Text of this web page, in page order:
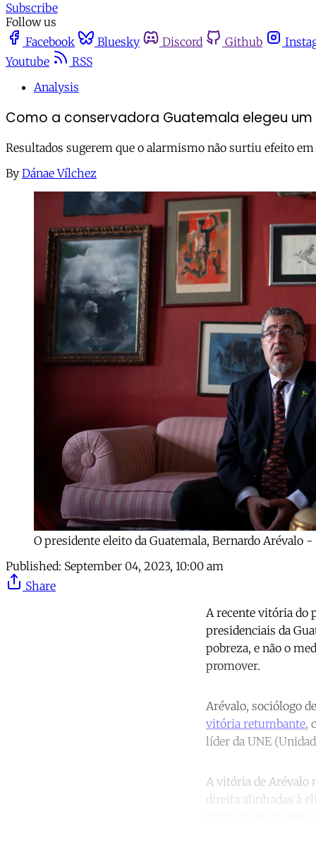
Subscribe
Follow us
Facebook
Bluesky Discord Github
Youtube
RSS
Analysis
Como a conservadora Guatemala elegeu
Resultados sugerem que o alarmismo não surtiu efeito
By Dánae Vílchez
O presidente eleito da Guatemala, Bernardo Arévalo
Published: September 04, 2023, 10:00 am
Share
A recente vitória do
presidenciais da
pobreza, e não o
promover.
Arévalo, sociólogo
vitória retumbante,
líder da UNE
A vitória de Arévalo
direita alinhadas à